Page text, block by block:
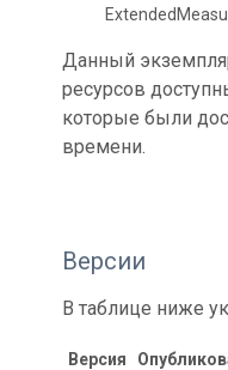
Данный
ресурсов
которые были
времени.
Версии
В таблице ниже
Версия